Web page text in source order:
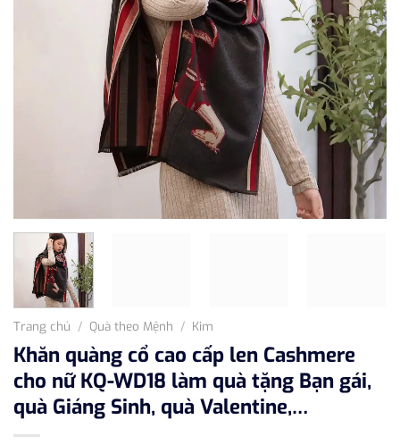
Trang chủ / Quà theo Mệnh / Kim
Khăn quàng cổ cao cấp len Cashmere
cho nữ KQ-WD18 làm quà tặng Bạn gái,
quà Giáng Sinh, quà Valentine,…